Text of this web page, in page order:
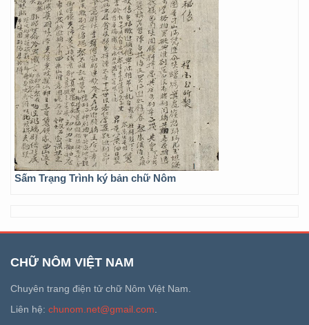
Sấm Trạng Trình ký bản chữ Nôm
CHỮ NÔM VIỆT NAM
Chuyên trang điện tử chữ Nôm Việt Nam.
Liên hệ: chunom.net@gmail.com